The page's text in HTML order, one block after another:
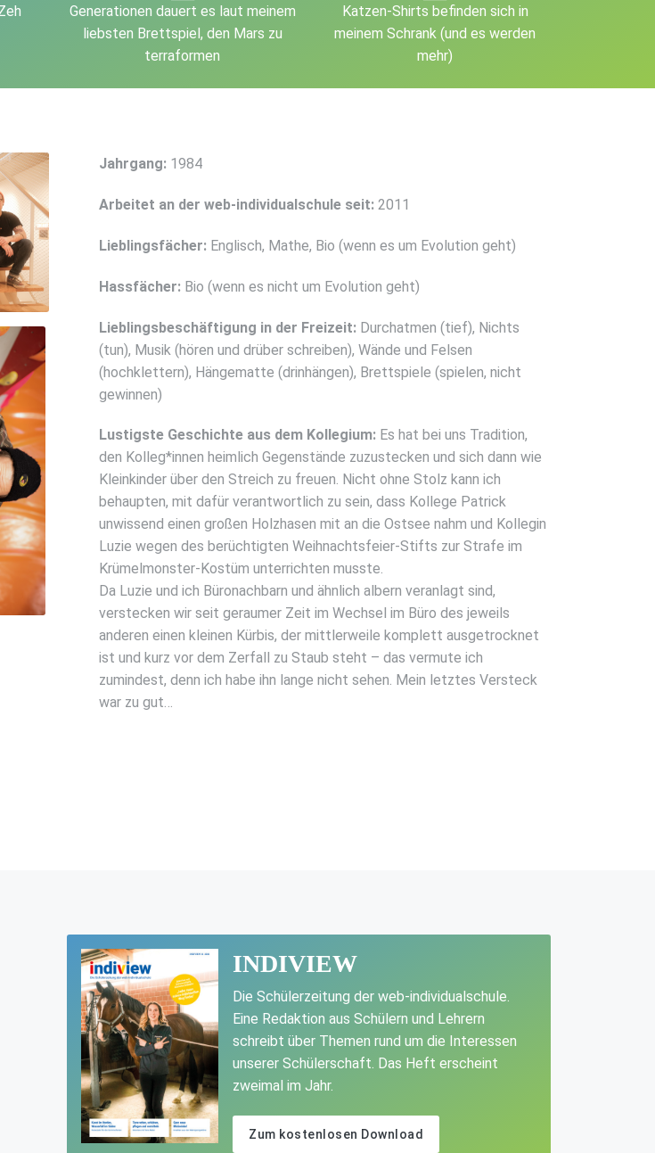
Generationen dauert es laut meinem
liebsten Brettspiel, den Mars zu
terraformen
Katzen-Shirts befinden sich in
meinem Schrank (und es werden
mehr)
Jahrgang: 1984
Arbeitet an der web-individualschule seit: 2011
Lieblingsfächer: Englisch, Mathe, Bio (wenn es um Evolution geht)
Hassfächer: Bio (wenn es nicht um Evolution geht)
Lieblingsbeschäftigung in der Freizeit: Durchatmen (tief), Nichts
(tun), Musik (hören und drüber schreiben), Wände und Felsen
(hochklettern), Hängematte (drinhängen), Brettspiele (spielen, nicht
gewinnen)
Lustigste Geschichte aus dem Kollegium: Es hat bei uns Tradition,
den Kolleg*innen heimlich Gegenstände zuzustecken und sich dann wie
Kleinkinder über den Streich zu freuen. Nicht ohne Stolz kann ich
behaupten, mit dafür verantwortlich zu sein, dass Kollege Patrick
unwissend einen großen Holzhasen mit an die Ostsee nahm und Kollegin
Luzie wegen des berüchtigten Weihnachtsfeier-Stifts zur Strafe im
Krümelmonster-Kostüm unterrichten musste.
Da Luzie und ich Büronachbarn und ähnlich albern veranlagt sind,
verstecken wir seit geraumer Zeit im Wechsel im Büro des jeweils
anderen einen kleinen Kürbis, der mittlerweile komplett ausgetrocknet
ist und kurz vor dem Zerfall zu Staub steht – das vermute ich
zumindest, denn ich habe ihn lange nicht sehen. Mein letztes Versteck
war zu gut…
INDIVIEW
Die Schülerzeitung der web-individualschule.
Eine Redaktion aus Schülern und Lehrern
schreibt über Themen rund um die Interessen
unserer Schülerschaft. Das Heft erscheint
zweimal im Jahr.
Zum kostenlosen Download